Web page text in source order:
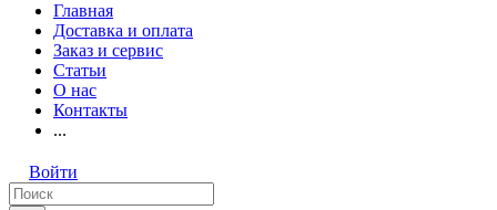
Главная
Доставка и оплата
Заказ и сервис
Статьи
О нас
Контакты
...
Войти